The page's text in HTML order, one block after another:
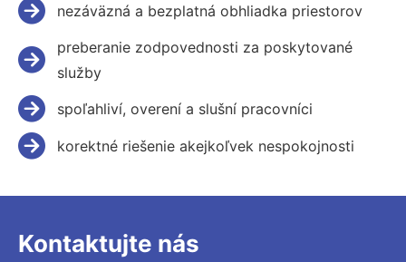
nezáväzná a bezplatná obhliadka priestorov
preberanie zodpovednosti za poskytované
služby
spoľahliví, overení a slušní pracovníci
korektné riešenie akejkoľvek nespokojnosti
Kontaktujte nás